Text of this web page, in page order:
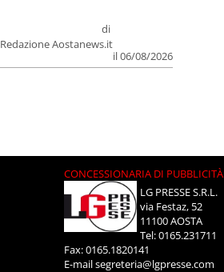
di
Redazione Aostanews.it
il 06/08/2026
CONCESSIONARIA DI PUBBLICITÀ
LG PRESSE S.R.L.
via Festaz, 52
11100 AOSTA
Tel: 0165.231711
Fax: 0165.1820141
E-mailsegreteria@lgpresse.com